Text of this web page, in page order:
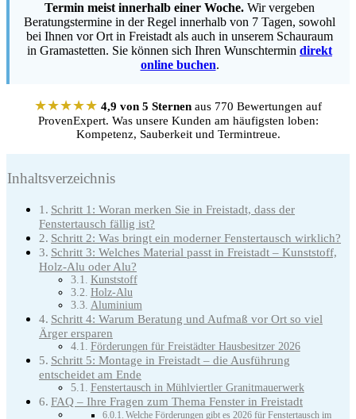
Termin meist innerhalb einer Woche. Wir vergeben
Beratungstermine in der Regel innerhalb von 7 Tagen, sowohl
bei Ihnen vor Ort in Freistadt als auch in unserem Schauraum
in Gramastetten. Sie können sich Ihren Wunschtermin direkt
online buchen.
★★★★★ 4,9 von 5 Sternen aus 770 Bewertungen auf
ProvenExpert. Was unsere Kunden am häufigsten loben:
Kompetenz, Sauberkeit und Termintreue.
Inhaltsverzeichnis
Schritt 1: Woran merken Sie in Freistadt, dass der
Fenstertausch fällig ist?
Schritt 2: Was bringt ein moderner Fenstertausch wirklich?
Schritt 3: Welches Material passt in Freistadt – Kunststoff,
Holz-Alu oder Alu?
Kunststoff
Holz-Alu
Aluminium
Schritt 4: Warum Beratung und Aufmaß vor Ort so viel
Ärger ersparen
Förderungen für Freistädter Hausbesitzer 2026
Schritt 5: Montage in Freistadt – die Ausführung
entscheidet am Ende
Fenstertausch in Mühlviertler Granitmauerwerk
FAQ – Ihre Fragen zum Thema Fenster in Freistadt
Welche Förderungen gibt es 2026 für Fenstertausch im